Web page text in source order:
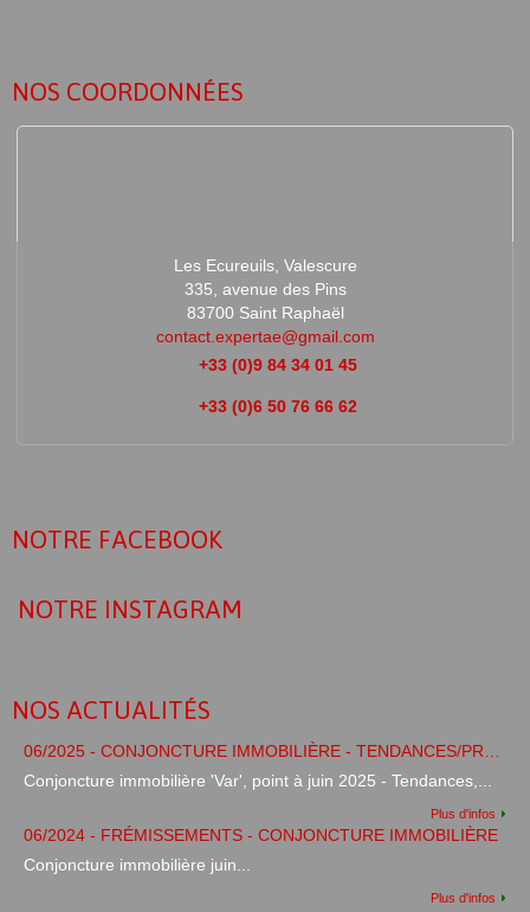
NOS COORDONNÉES
Les Ecureuils, Valescure
335, avenue des Pins
83700 Saint Raphaël
contact.expertae@gmail.com
+33 (0)9 84 34 01 45
+33 (0)6 50 76 66 62
NOTRE FACEBOOK
NOTRE INSTAGRAM
NOS ACTUALITÉS
Conjoncture immobilière 'Var', point à juin 2025 - Tendances,...
Plus d'infos
06/2024 - FRÉMISSEMENTS - CONJONCTURE IMMOBILIÈRE
Conjoncture immobilière juin...
Plus d'infos